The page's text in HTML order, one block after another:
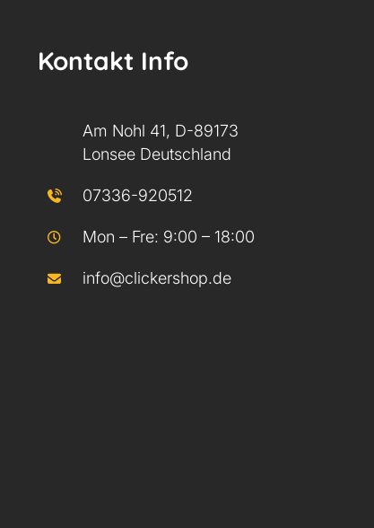
Kontakt Info
Am Nohl 41, D-89173
Lonsee Deutschland
07336-920512
Mon – Fre: 9:00 – 18:00
info@clickershop.de